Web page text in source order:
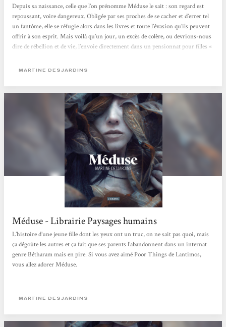
Depuis sa naissance, celle que l’on prénomme Méduse le sait : son regard est
repoussant, voire dangereux. Obligée par ses proches de se cacher et d’errer tel
un fantôme, elle se réfugie alors dans les livres et toute l’évasion qu’ils peuvent
offrir à son esprit. Mais voilà qu’un jour, un excès de colère, ou devrions-nous
dire de rébellion et de vie, l’envoie directement dans un pensionnat pour filles «
famille se refusent d’assumer et d’aimer. C’est...
MARTINE DESJARDINS
Méduse - Librairie Paysages humains
L’histoire d’une jeune fille dont les yeux ont un truc, on ne sait pas quoi, mais
ça dégoûte les autres et ça fait que ses parents l’abandonnent dans un internat
genre Bétharam mais en pire. Si vous avez aimé Poor Things de Lantimos,
vous allez adorer Méduse.
MARTINE DESJARDINS